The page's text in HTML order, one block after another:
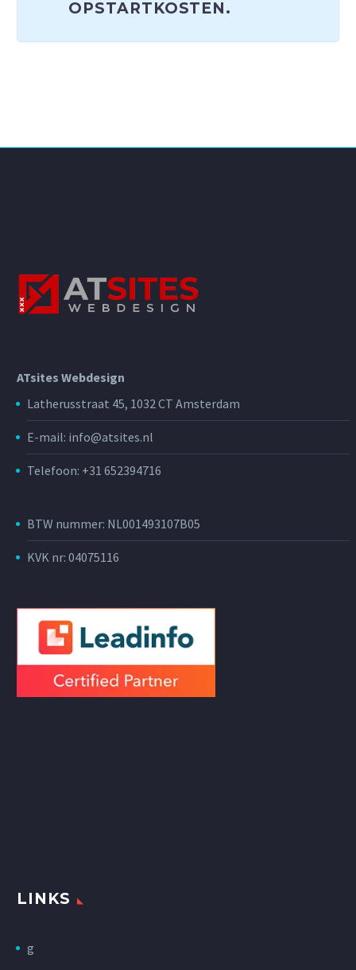
OPSTARTKOSTEN.
ATsites Webdesign
Latherusstraat 45, 1032 CT Amsterdam
E-mail: info@atsites.nl
Telefoon: +31 652394716
BTW nummer: NL001493107B05
KVK nr: 04075116
LINKS
g